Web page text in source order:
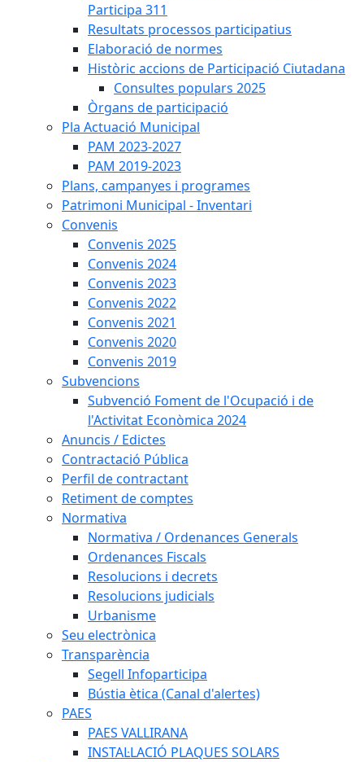
Participa 311
Resultats processos participatius
Elaboració de normes
Històric accions de Participació Ciutadana
Consultes populars 2025
Òrgans de participació
Pla Actuació Municipal
PAM 2023-2027
PAM 2019-2023
Plans, campanyes i programes
Patrimoni Municipal - Inventari
Convenis
Convenis 2025
Convenis 2024
Convenis 2023
Convenis 2022
Convenis 2021
Convenis 2020
Convenis 2019
Subvencions
Subvenció Foment de l'Ocupació i de
l'Activitat Econòmica 2024
Anuncis / Edictes
Contractació Pública
Perfil de contractant
Retiment de comptes
Normativa
Normativa / Ordenances Generals
Ordenances Fiscals
Resolucions i decrets
Resolucions judicials
Urbanisme
Seu electrònica
Transparència
Segell Infoparticipa
Bústia ètica (Canal d'alertes)
PAES
PAES VALLIRANA
INSTAL·LACIÓ PLAQUES SOLARS